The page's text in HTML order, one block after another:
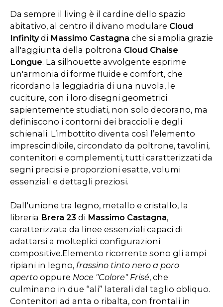
Da sempre il living è il cardine dello spazio
abitativo, al centro il divano modulare Cloud
Infinitydi Massimo Castagna che si amplia grazie
all'aggiunta della poltrona Cloud Chaise
Longue. La silhouette avvolgente esprime
un'armonia di forme fluide e comfort, che
ricordano la leggiadria di una nuvola, le
cuciture, con i loro disegni geometrici
sapientemente studiati, non solo decorano, ma
definiscono i contorni dei braccioli e degli
schienali. L’imbottito diventa così l’elemento
imprescindibile, circondato da poltrone, tavolini,
contenitori e complementi, tutti caratterizzati da
segni precisi e proporzioni esatte, volumi
essenziali e dettagli preziosi.
Dall'unione tra legno, metallo e cristallo, la
libreria Brera 23 di Massimo Castagna,
caratterizzata da linee essenziali capaci di
adattarsi a molteplici configurazioni
compositive.Elemento ricorrente sono gli ampi
ripiani in legno, frassino tinto nero a poro
aperto oppure Noce "Colore" Frisé, che
culminano in due “ali” laterali dal taglio obliquo.
Contenitori ad anta o ribalta, con frontali in